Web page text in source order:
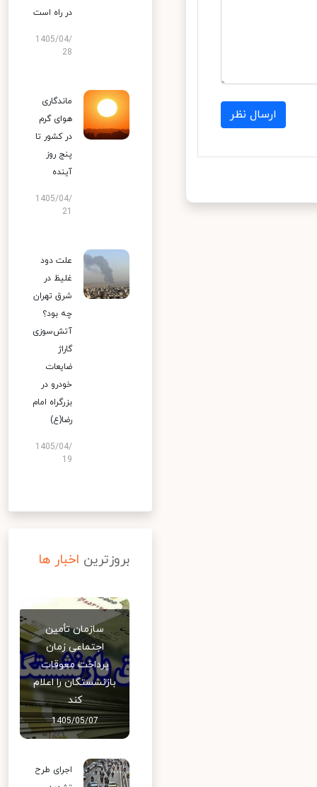
ارسال نظر
در راه است
1405/04/
28
ماندگاری
هوای گرم
در کشور تا
پنج روز
آینده
1405/04/
علت دود
غلیظ در
شرق تهران
چه بود؟
آتش‌سوزی
گاراژ
ضایعات
خودرو در
بزرگراه امام
رضا(ع)
1405/04/
19
بروزترین اخبار ها
سازمان تأمین
اجتماعی زمان
پرداخت معوقات
بازنشستگان را اعلام
کند
1405/05/07
اجرای طرح